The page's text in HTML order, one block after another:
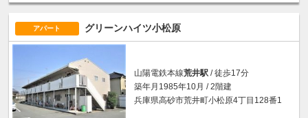
アパート グリーンハイツ小松原
山陽電鉄本線荒井駅 / 徒歩17分
築年月1985年10月 / 2階建
兵庫県高砂市荒井町小松原4丁目128番1